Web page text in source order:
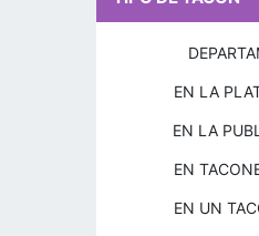
EN LA
EN LA
EN
EN UN